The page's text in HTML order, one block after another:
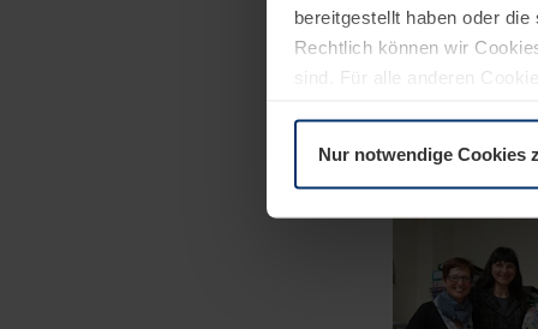
bereitgestellt haben oder
Rechtlich können wir
sind. Für alle anderen
Nur notwendige Cookies
der
mit dem
Programm der
weitere